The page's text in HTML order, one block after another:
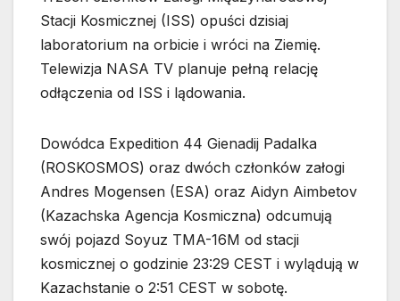
Stacji Kosmicznej (ISS) opuści dzisiaj
laboratorium na orbicie i wróci na Ziemię.
Telewizja NASA TV planuje pełną relację
odłączenia od ISS i lądowania.
Dowódca Expedition 44 Gienadij Padalka
(ROSKOSMOS) oraz dwóch członków załogi
Andres Mogensen (ESA) oraz Aidyn Aimbetov
(Kazachska Agencja Kosmiczna) odcumują
swój pojazd Soyuz TMA-16M od stacji
kosmicznej o godzinie 23:29 CEST i wylądują w
Kazachstanie o 2:51 CEST w sobotę.